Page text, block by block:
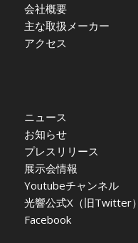
会社概要
主な取扱メーカー
アクセス
ニュース
お知らせ
プレスリリース
展示会情報
Youtubeチャンネル
光響公式X（旧Twitter）
Facebook